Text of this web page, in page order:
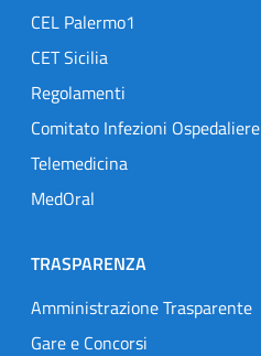
CEL Palermo1
CET Sicilia
Regolamenti
Comitato Infezioni Ospedaliere
Telemedicina
MedOral
TRASPARENZA
Amministrazione Trasparente
Gare e Concorsi